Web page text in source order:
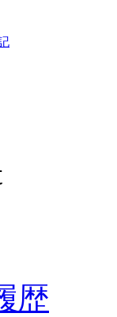
歴